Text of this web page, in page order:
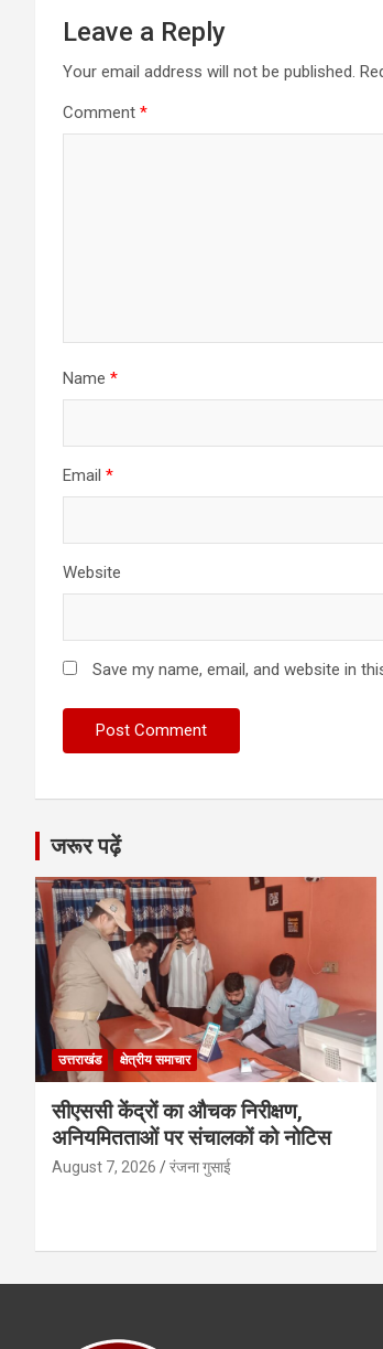
Leave a Reply
Your email address will not be published.
Comment *
Name *
Email *
Website
Save my name, email, and website in
जरूर पढ़ें
उत्तराखंड क्षेत्रीय समाचार
सीएससी केंद्रों का औचक निरीक्षण,
अनियमितताओं पर संचालकों को नोटिस
August 7, 2026 रंजना गुसाई